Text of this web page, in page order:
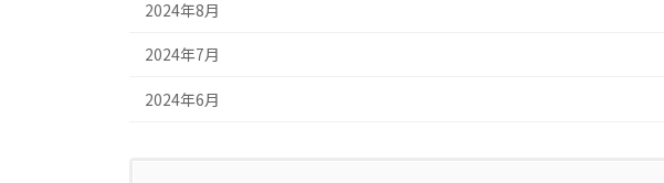
2024年8月
2024年7月
2024年6月